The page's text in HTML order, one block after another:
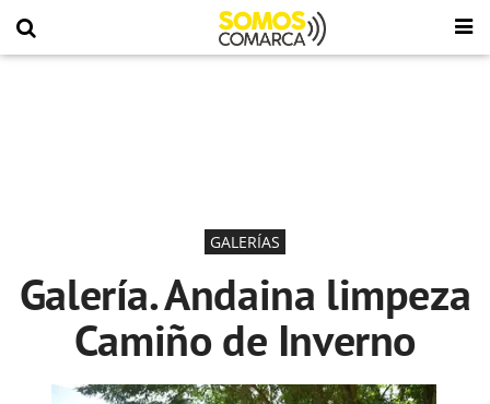
GALERÍAS
Galería. Andaina limpeza
Camiño de Inverno